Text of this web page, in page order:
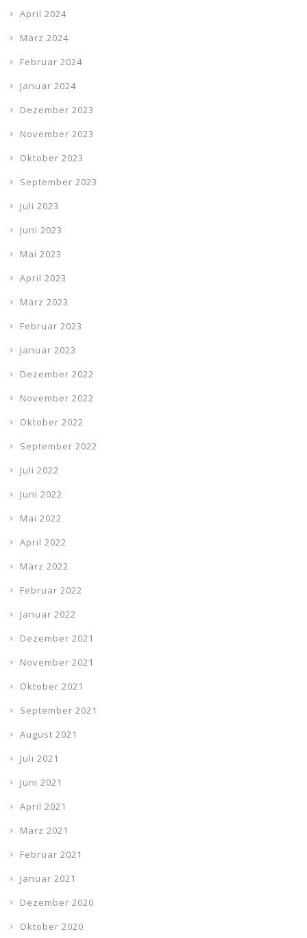
April 2024
März 2024
Februar 2024
Januar 2024
Dezember 2023
November 2023
Oktober 2023
September 2023
Juli 2023
Juni 2023
Mai 2023
April 2023
März 2023
Februar 2023
Januar 2023
Dezember 2022
November 2022
Oktober 2022
September 2022
Juli 2022
Juni 2022
Mai 2022
April 2022
März 2022
Februar 2022
Januar 2022
Dezember 2021
November 2021
Oktober 2021
September 2021
August 2021
Juli 2021
Juni 2021
April 2021
März 2021
Februar 2021
Januar 2021
Dezember 2020
Oktober 2020